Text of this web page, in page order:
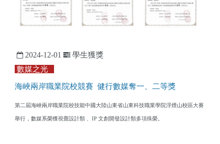
2024-12-01
學生獲獎
數媒之光
海峽兩岸職業院校競賽 健行數媒奪一、二等獎
第二屆海峽兩岸職業院校技能中國大陸山東省山東科技職業學院浮煙山校區大賽
舉行，數媒系榮獲視覺設計類 、IP 文創開發設計類多項殊榮。